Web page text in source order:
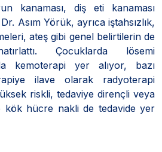
kanaması, diş eti kanaması
Asım Yörük, ayrıca iştahsızlık,
ateş gibi genel belirtilerin de
Çocuklarda lösemi
kemoterapi yer alıyor, bazı
ilave olarak radyoterapi
riskli, tedaviye dirençli veya
kök hücre nakli de tedavide yer